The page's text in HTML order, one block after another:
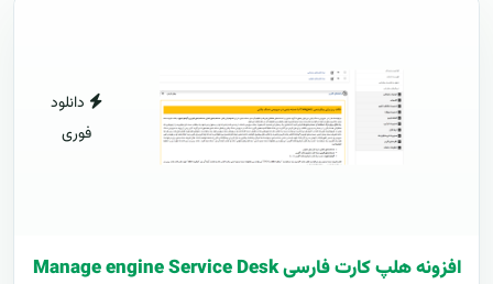
دانلود
فوری
افزونه هلپ کارت فارسی Manage engine Service Desk